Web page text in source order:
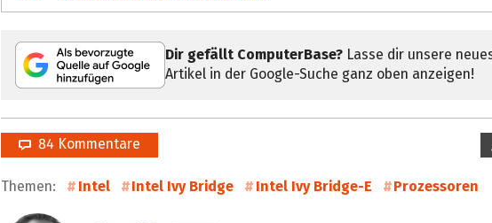
Dir gefällt ComputerBase? Lasse dir unsere
Artikel in der Google-Suche ganz oben anzeigen!
84 Kommentare
Themen: Intel Intel Ivy Bridge Intel Ivy Bridge-E Prozessoren